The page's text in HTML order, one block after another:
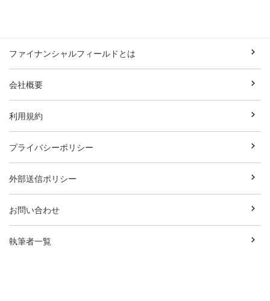
ファイナンシャルフィールドとは
会社概要
利用規約
プライバシーポリシー
外部送信ポリシー
お問い合わせ
執筆者一覧